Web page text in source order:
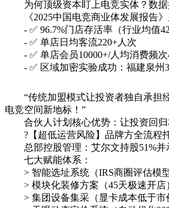
为何顶级资本盯上电竞实体？数
《2025中国电竞商业体发展报告
- ✅ 96.7%门店存活率（行业均值
- ✅ 单店日均客流220+人次
- ✅ 单店会员10000+/人均消费频
- ✅ 区域加密实验成功：福建泉
“传统加盟模式让投资者独自承担
电竞空间新地标！”
合伙人计划核心优势：让投资回
?【超低运营风险】品牌方全流程
总部控股管理：艾尔文持股51%
七大赋能体系：
> 智能选址系统（IRS商圈评估模型
> 模块化装修方案（45天极速开店
> 集团设备集采（显卡成本低于市